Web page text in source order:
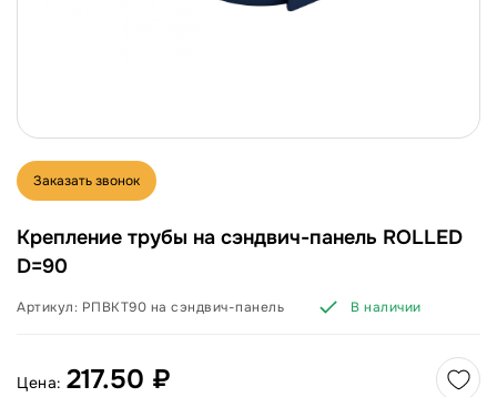
Заказать звонок
Крепление трубы на сэндвич-панель ROLLED
D=90
Артикул: РПВКТ90 на сэндвич-панель В наличии
Цена: 217.50 ₽